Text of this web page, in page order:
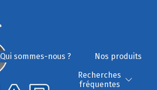
Qui sommes-nous ? Nos produits
Recherches
fréquentes